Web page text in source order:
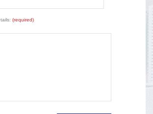
(required)